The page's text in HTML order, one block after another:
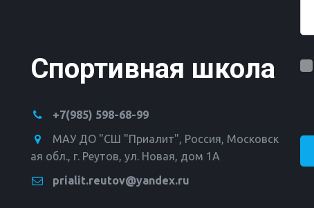
Спортивная школа
+7(985) 598-68-99
МАУ ДО "СШ "Приалит", Россия, Московск
ая обл., г. Реутов, ул. Новая, дом 1А
prialit.reutov@yandex.ru